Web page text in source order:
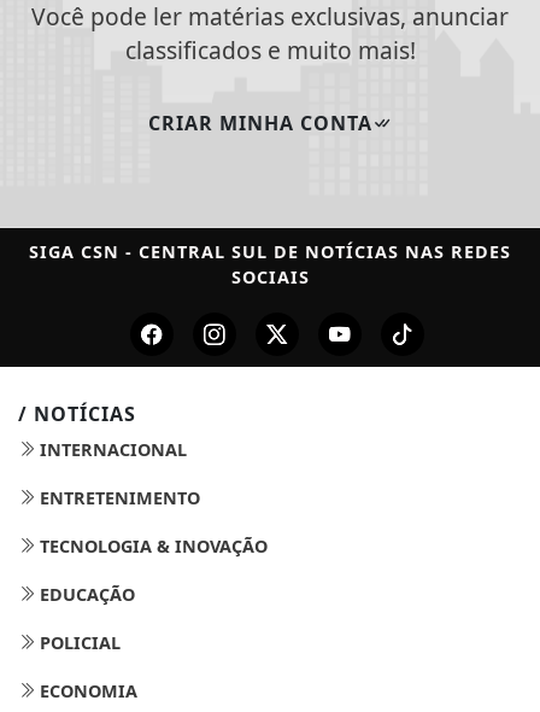
Você pode ler matérias exclusivas, anunciar
classificados e muito mais!
CRIAR MINHA CONTA
SIGA CSN - CENTRAL SUL DE NOTÍCIAS NAS REDES
SOCIAIS
/ NOTÍCIAS
INTERNACIONAL
ENTRETENIMENTO
TECNOLOGIA & INOVAÇÃO
EDUCAÇÃO
POLICIAL
ECONOMIA